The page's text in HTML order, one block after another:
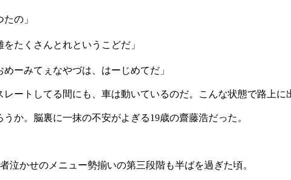
の」
たくさんとれというこどだ」
ーみてぇなやづは、はーじめてだ」
レートしてる間にも、車は動いているのだ。こんな状態で路上
か。脳裏に一抹の不安がよぎる19歳の齋藤浩だった。
泣かせのメニュー勢揃いの第三段階も半ばを過ぎた頃。